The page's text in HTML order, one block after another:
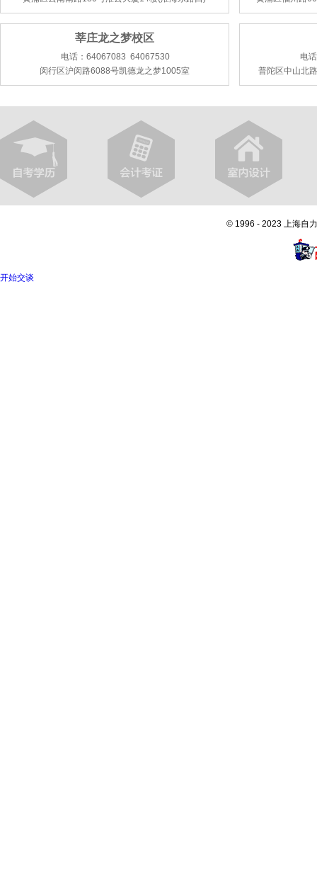
莘庄龙之梦校区
电话：64067083 64067530
闵行区沪闵路6088号凯德龙之梦1005室
电
普陀区中山北
© 1996 - 2023 上海自
开始交谈